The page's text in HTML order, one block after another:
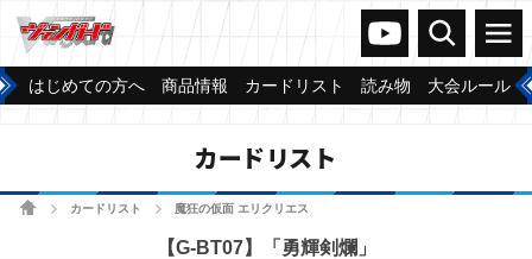
ヴァンガードch
検索 メニュー
はじめての方へ 商品情報 カードリスト 読み物 大会ルール
カードリスト
ホームカードリスト 魔狂の仮面 エリクリエス
【G-BT07】「勇輝剣爛」